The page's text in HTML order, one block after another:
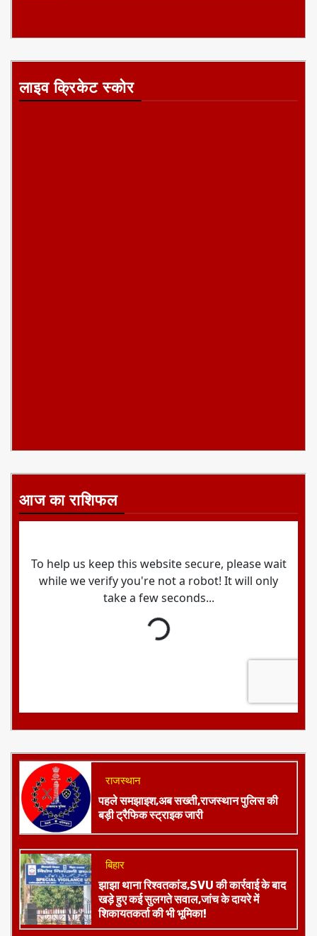
लाइव क्रिकेट स्कोर
आज का राशिफल
राजस्थान
पहले समझाइश,अब सख्ती,राजस्थान पुलिस की
बड़ी ट्रैफिक स्ट्राइक जारी
बिहार
झाझा थाना रिश्वतकांड,SVU की कार्रवाई के बाद
खड़े हुए कई सुलगते सवाल,जांच के दायरे में
शिकायतकर्ता की भी भूमिका!